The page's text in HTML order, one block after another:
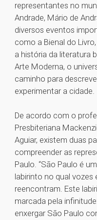
representantes no
Andrade, Mário de
diversos eventos
como a Bienal do
a história da literatura
Arte Moderna, o
caminho para
experimentar a cidade.
De acordo com o
Presbiteriana
Aguiar, existem duas
compreender as
Paulo. “São Paulo é
labirinto no qual vozes
reencontram. Este
marcada pela
enxergar São Paulo